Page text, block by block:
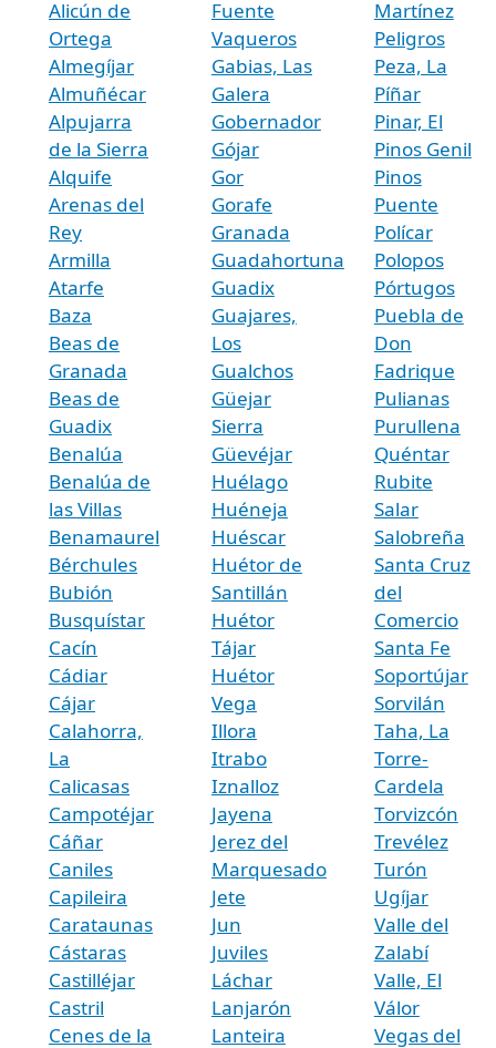
Alicún de
Ortega
Almegíjar
Almuñécar
Alpujarra
de la Sierra
Alquife
Arenas del
Rey
Armilla
Atarfe
Baza
Beas de
Granada
Beas de
Guadix
Benalúa
Benalúa de
las Villas
Benamaurel
Bérchules
Bubión
Busquístar
Cacín
Cádiar
Cájar
Calahorra,
La
Calicasas
Campotéjar
Cáñar
Caniles
Capileira
Carataunas
Cástaras
Castilléjar
Castril
Cenes de la
Fuente
Vaqueros
Gabias, Las
Galera
Gobernador
Gójar
Gor
Gorafe
Granada
Guadahortuna
Guadix
Guajares,
Los
Gualchos
Güejar
Sierra
Güevéjar
Huélago
Huéneja
Huéscar
Huétor de
Santillán
Huétor
Tájar
Huétor
Vega
Illora
Itrabo
Iznalloz
Jayena
Jerez del
Marquesado
Jete
Jun
Juviles
Láchar
Lanjarón
Lanteira
Martínez
Peligros
Peza, La
Píñar
Pinar, El
Pinos Genil
Pinos
Puente
Polícar
Polopos
Pórtugos
Puebla de
Don
Fadrique
Pulianas
Purullena
Quéntar
Rubite
Salar
Salobreña
Santa Cruz
del
Comercio
Santa Fe
Soportújar
Sorvilán
Taha, La
Torre-
Cardela
Torvizcón
Trevélez
Turón
Ugíjar
Valle del
Zalabí
Valle, El
Válor
Vegas del